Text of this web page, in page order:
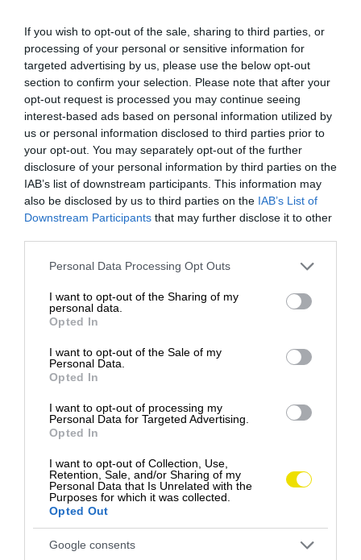
If you wish to opt-out of the sale, sharing to third parties, or
processing of your personal or sensitive information for
targeted advertising by us, please use the below opt-out
section to confirm your selection. Please note that after your
opt-out request is processed you may continue seeing
interest-based ads based on personal information utilized by
us or personal information disclosed to third parties prior to
your opt-out. You may separately opt-out of the further
disclosure of your personal information by third parties on the
IAB’s list of downstream participants. This information may
also be disclosed by us to third parties on the IAB’s List of
Downstream Participants that may further disclose it to other
Please note that this website/app uses one or more Google
not limited to your visit or usage behaviour. You may click to
grant or deny consent to Google and its third-party tags to
use your data for below specified purposes in below Google
consent section.
Personal Data Processing Opt Outs
I want to opt-out of the Sharing of my
personal data.
Opted In
I want to opt-out of the Sale of my
Personal Data.
Opted In
I want to opt-out of processing my
Personal Data for Targeted Advertising.
Opted In
I want to opt-out of Collection, Use,
Retention, Sale, and/or Sharing of my
Personal Data that Is Unrelated with the
Purposes for which it was collected.
Opted Out
Google consents
Takýto vlak by sme chceli aj v Európe! Prináša
Vianoce, aj hudobné koncerty
Holiday Train kanadsko-americkej nákladnej
ročník…